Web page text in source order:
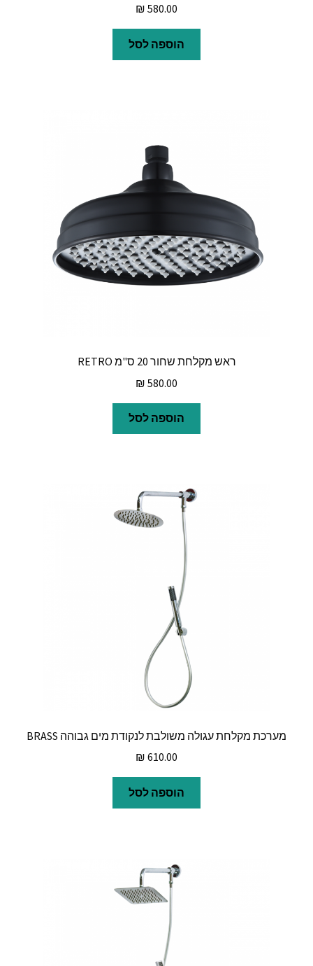
₪ 580.00
הוספה לסל
ראש מקלחת שחור 20 ס"מ RETRO
₪ 580.00
הוספה לסל
מערכת מקלחת עגולה משולבת לנקודת מים גבוהה BRASS
₪ 610.00
הוספה לסל